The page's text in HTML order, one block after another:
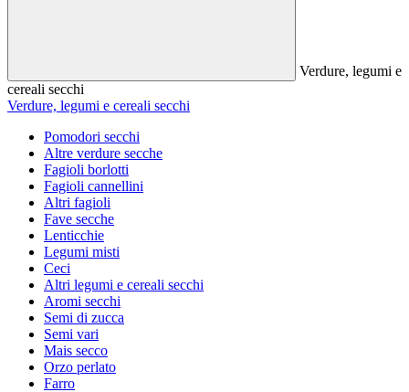
Verdure, legumi e
cereali secchi
Verdure, legumi e cereali secchi
Pomodori secchi
Altre verdure secche
Fagioli borlotti
Fagioli cannellini
Altri fagioli
Fave secche
Lenticchie
Legumi misti
Ceci
Altri legumi e cereali secchi
Aromi secchi
Semi di zucca
Semi vari
Mais secco
Orzo perlato
Farro